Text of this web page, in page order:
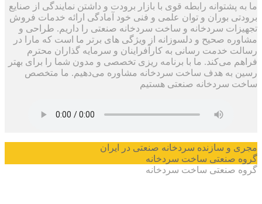
رابطه قوی با بازار برودت و داشتن نمایندگی از صنایع
بوران و توان علمی و فنی خود آمادگی ارائه خدمات فروش
سردخانه و ساخت سردخانه صنعتی را داریم. طراحی و
صحیح و دلسوزانه از ویژگی های برتر ما است که مارا در
رسانی به کارآفراینان و سرمایه گذاران محترم
ما با برنامه ریزی تخصصی و مدون شما را برای بهتر
هدف ساخت سردخانه مشاوره می‌دهیم. ما متخصص
صنعتی هستیم
سردخانه صنعتی در ایران
ساخت سردخانه
ساخت سردخانه